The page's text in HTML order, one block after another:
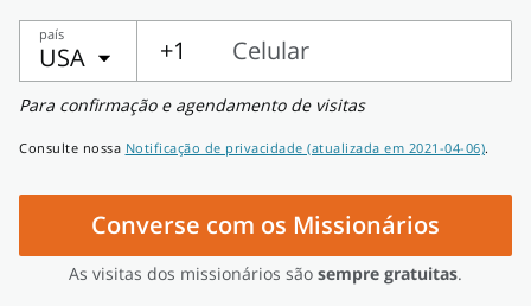
país
USA +1
Celular
Celular
Para confirmação e agendamento de visitas
Consulte nossa Notificação de privacidade (atualizada em 2021-04-06).
As visitas dos missionários são sempre gratuitas.
Converse com os Missionários